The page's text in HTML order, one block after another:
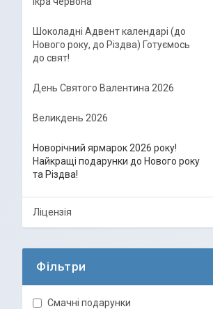
Шоколадні Адвент календарі (до
Нового року, до Різдва) Готуємось
до свят!
День Святого Валентина 2026
Великдень 2026
Новорічний ярмарок 2026 року!
Найкращі подарунки до Нового року
та Різдва!
Ліцензія
Фільтри
Смачні подарунки